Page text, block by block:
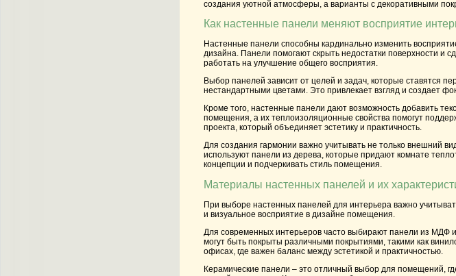
создания уютной атмосферы, а варианты с декоративными
Как настенные панели меняют восприятие
Настенные панели способны кардинально изменить
дизайна. Панели помогают скрыть недостатки поверхности и
работать на улучшение общего восприятия.
Выбор панелей зависит от целей и задач, которые ставятся
нестандартными цветами. Это привлекает взгляд и создает
Кроме того, настенные панели дают возможность добавить
помещения, а их теплоизоляционные свойства помогут
проекта, который объединяет эстетику и практичность.
Для создания гармонии важно учитывать не только внешний
используют панели из дерева, которые придают комнате
концепции и подчеркивать стиль помещения.
Материалы настенных панелей и их
При выборе настенных панелей для интерьера важно
и визуальное восприятие в дизайне помещения.
Для современных интерьеров часто выбирают панели из МДФ
могут быть покрыты различными покрытиями, такими как
офисах, где важен баланс между эстетикой и практичностью.
Керамические панели – это отличный выбор для помещений,